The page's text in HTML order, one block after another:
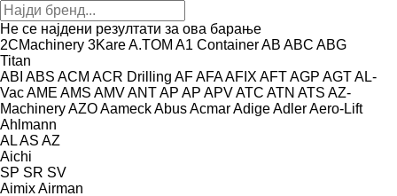
Не се најдени резултати за ова барање
2CMachinery 3KareA.TOM A1 ContainerAB ABC ABG
Titan
ABI ABS ACM ACR Drilling AFAFAAFIX AFTAGP AGTAL-
VacAME AMS AMVANTAP AP APVATC ATN ATS AZ-
MachineryAZOAameckAbusAcmarAdigeAdlerAero-Lift
Ahlmann
ALAS AZ
Aichi
SP SR SV
AimixAirman